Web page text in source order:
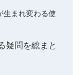
生まれ変わる使
疑問を総まと